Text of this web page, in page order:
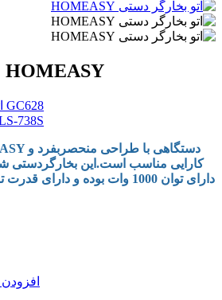
اتو بخارگر دستی HOMEASY
کارایی مناسب است.این بخارگردستی
دارای توان 1000 وات بوده و